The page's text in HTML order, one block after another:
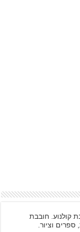
בת 17, כתבת קולנוע. חובבת
וציור.